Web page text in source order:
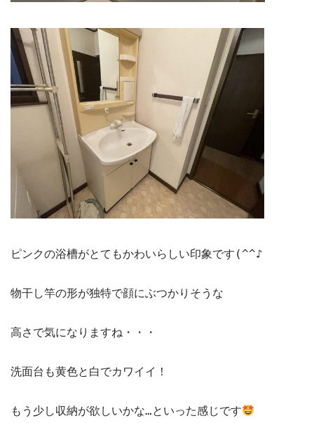
会社概要
選ばれる理由
施工事例
現場ブログ
リフォームの流れ
リフォームQ&A
お電話でお気軽にお問い合わせください
082-291-9400
まずはメールでご相談
ピンクの浴槽がとてもかわいらしい印象です(^^♪
物干し竿の形が独特で顔にぶつかりそうな
高さで気になりますね・・・
洗面台も黄色と白でカワイイ！
もう少し収納が欲しいかな…といった感じです